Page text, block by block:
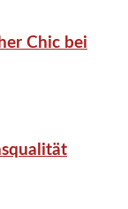
Chic bei